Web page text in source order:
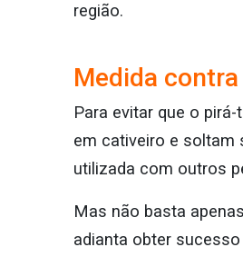
região.
Medida
Para evitar que o
em cativeiro e soltam
utilizada com outros
Mas não basta
adianta obter